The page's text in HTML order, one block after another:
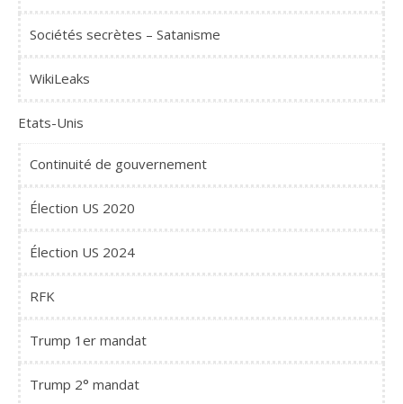
Sociétés secrètes – Satanisme
WikiLeaks
Etats-Unis
Continuité de gouvernement
Élection US 2020
Élection US 2024
RFK
Trump 1er mandat
Trump 2° mandat